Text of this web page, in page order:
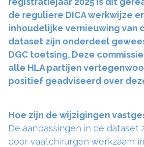
de reguliere DICA werkwijze
inhoudelijke vernieuwing van
dataset zijn onderdeel
DGC toetsing. Deze
alle HLA partijen
positief geadviseerd over
Hoe zijn de wijzigingen
De aanpassingen in de dataset
door vaatchirurgen werkzaam